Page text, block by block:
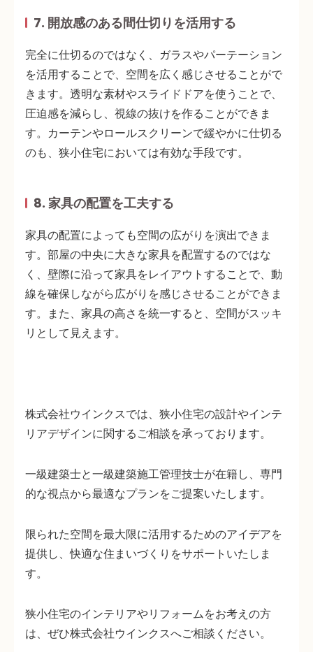
7. 開放感のある間仕切りを活用する
完全に仕切るのではなく、 ガラスやパーテーション
を活用することで、空間を広く感じさせることがで
きます。透明な素材やスライドドアを使うことで、
圧迫感を減らし、視線の抜けを作ることができま
す。カーテンやロールスクリーンで緩やかに仕切る
のも、狭小住宅においては有効な手段です。
8. 家具の配置を工夫する
家具の配置によっても空間の広がりを演出できま
す。部屋の中央に大きな家具を配置するのではな
く、 壁際に沿って家具をレイアウトすることで、動
線を確保しながら広がりを感じさせることができま
す。また、家具の高さを統一すると、空間がスッキ
リとして見えます。
株式会社ウインクスでは、狭小住宅の設計やインテ
リアデザインに関するご相談を承っております。
一級建築士と一級建築施工管理技士が在籍し、専門
的な視点から最適なプランをご提案いたします。
限られた空間を最大限に活用するためのアイデアを
提供し、快適な住まいづくりをサポートいたしま
す。
狭小住宅のインテリアやリフォームをお考えの方
は、ぜひ株式会社ウインクスへご相談ください。